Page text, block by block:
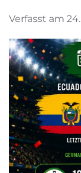
Verfasst am